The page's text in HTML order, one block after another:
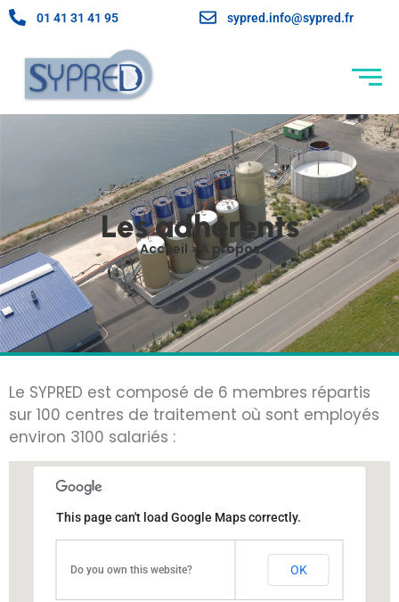
01 41 31 41 95 sypred.info@sypred.fr
Les adhérents
Accueil > A propos
Le SYPRED est composé de 6 membres répartis
sur 100 centres de traitement où sont employés
environ 3100 salariés :
This page can't load Google Maps correctly.
Do you own this website? OK